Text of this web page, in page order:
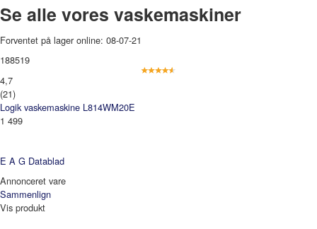
Se alle vores vaskemaskiner
Forventet på lager online: 08-07-21
188519
4,7
(21)
Logik vaskemaskine L814WM20E
1 499
E A G Datablad
Annonceret vare
Sammenlign
Vis produkt